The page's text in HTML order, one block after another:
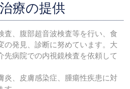
療の提供
査、腹部超音波検査等を行い、食
の発見、診断に努めています。大
先病院での内視鏡検査を依頼して
炎、皮膚感染症、腫瘍性疾患に対